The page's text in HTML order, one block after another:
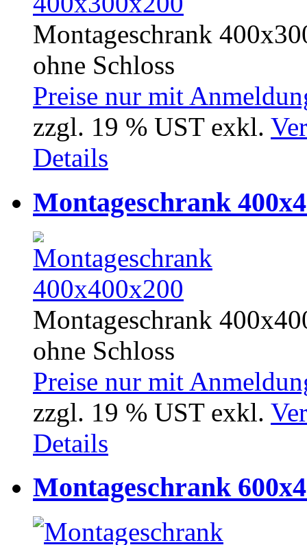
Montageschrank
ohne Schloss
Preise nur mit
zzgl. 19 % UST exkl.
Details
Montageschrank
Montageschrank
ohne Schloss
Preise nur mit
zzgl. 19 % UST exkl.
Details
Montageschrank